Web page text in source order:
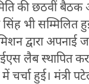
की छठवीं
सिंह भी
द्वारा अपनाई
लैब स्थापित
चर्चा हुई।